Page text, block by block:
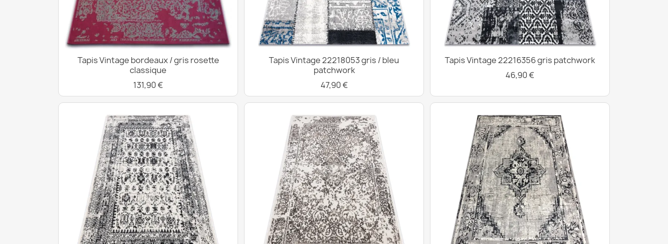
Tapis Vintage bordeaux / gris rosette
classique
131,90 €
Tapis Vintage 22218053 gris / bleu
patchwork
47,90 €
Tapis Vintage 22216356 gris patchwork
46,90 €